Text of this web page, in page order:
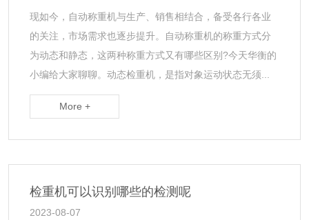
现如今，自动称重机与生产、销售相结合，备受各行各业
的关注，市场需求也逐步提升。自动称重机的称重方式分
为动态和静态，这两种称重方式又有哪些区别?今天华衡的
小编给大家聊聊。动态检重机，是指对象运动状态无须...
More +
检重机可以识别哪些的检测呢
2023-08-07